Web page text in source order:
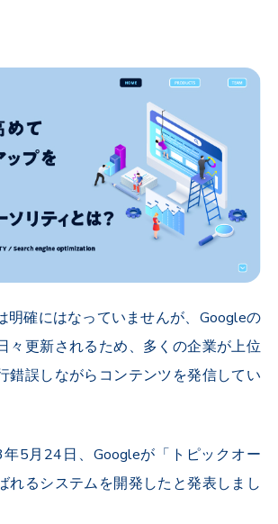
明確にはなっていませんが、Googleの
々更新されるため、多くの企業が上位
錯誤しながらコンテンツを発信してい
5月24日、Googleが「トピックオー
れるシステムを開発したと発表しまし